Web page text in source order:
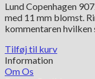
Lund Copenhagen
med 11 mm blomst.
kommentaren hvilken
Tilføj til kurv
Information
Om Os